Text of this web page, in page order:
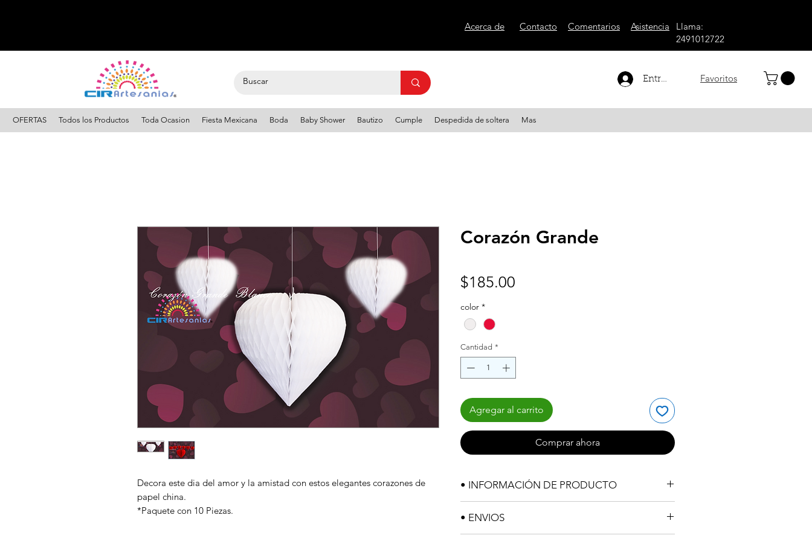
Acerca de Contacto Comentarios Asistencia
Llama:
2491012722
Entrar Favoritos
OFERTAS Todos los Productos Toda Ocasion Fiesta Mexicana Boda Baby Shower Bautizo Cumple Despedida de soltera Mas
Decora este dia del amor y la amistad con estos elegantes corazones de
papel china.
*Paquete con 10 Piezas.
Corazón Grande
$185.00
color *
Cantidad *
Agregar al carrito
Comprar ahora
• INFORMACIÓN DE PRODUCTO
COLOR:
MATERIAL:Papel china
• ENVIOS